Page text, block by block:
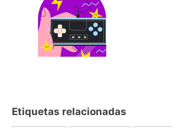
Etiquetas relacionadas